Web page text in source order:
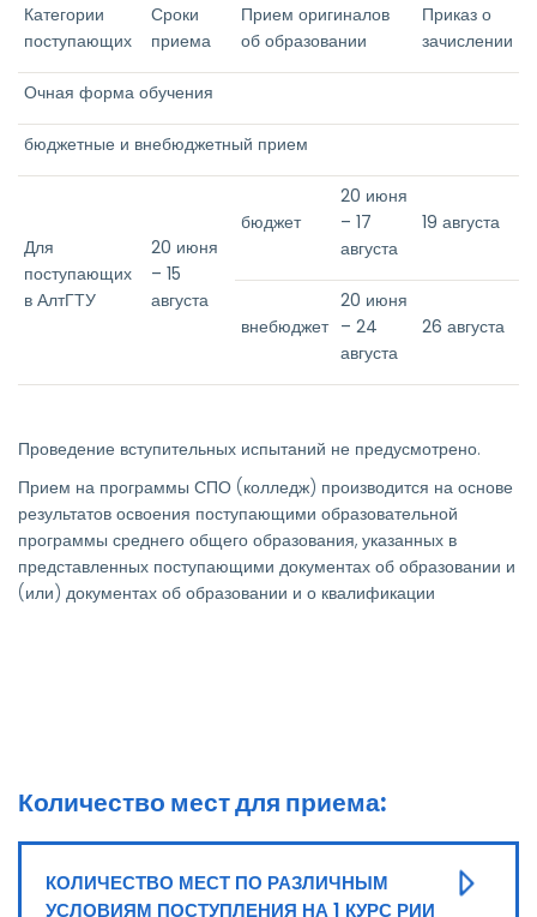
Категории
поступающих
Сроки
приема
Прием оригиналов
об образовании
Приказ о
зачислении
Очная форма обучения
бюджетные и внебюджетный прием
Для
поступающих
в АлтГТУ
20 июня
– 15
августа
бюджет
20 июня
– 17
августа
19 августа
внебюджет
20 июня
– 24
августа
26 августа
Проведение вступительных испытаний не предусмотрено.
Прием на программы СПО (колледж) производится на основе
результатов освоения поступающими образовательной
программы среднего общего образования, указанных в
представленных поступающими документах об образовании и
(или) документах об образовании и о квалификации
Количество мест для приема:
КОЛИЧЕСТВО МЕСТ ПО РАЗЛИЧНЫМ
УСЛОВИЯМ ПОСТУПЛЕНИЯ НА 1 КУРС РИИ